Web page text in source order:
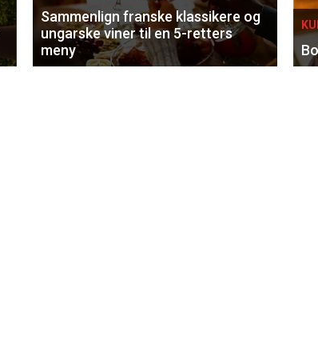
Sammenlign franske klassikere og
ungarske viner til en 5-retters
meny